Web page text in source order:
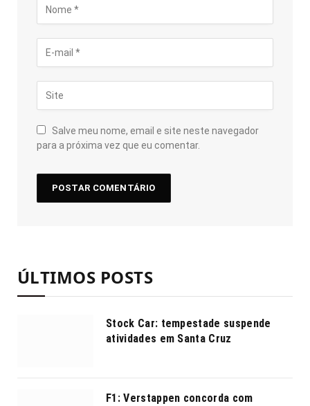
Salve meu nome, email e site neste navegador
para a próxima vez que eu comentar.
ÚLTIMOS POSTS
Stock Car: tempestade suspende
atividades em Santa Cruz
F1: Verstappen concorda com